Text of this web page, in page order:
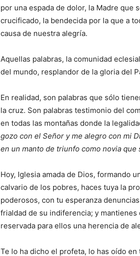
por una espada de dolor, la Madre
crucificado, la bendecida por la que a
causa de nuestra alegría.
Aquellas palabras, la comunidad
del mundo, resplandor de la gloria del
En realidad, son palabras que sólo
la cruz. Son palabras testimonio del
en todas las montañas donde la
gozo con el Señor y me alegro con mi
en un manto de triunfo como novia que
Hoy, Iglesia amada de Dios, formando
calvario de los pobres, haces tuya la
poderosos, con tu esperanza
frialdad de su indiferencia; y
reservada para ellos una herencia de
Te lo ha dicho el profeta, lo has oído